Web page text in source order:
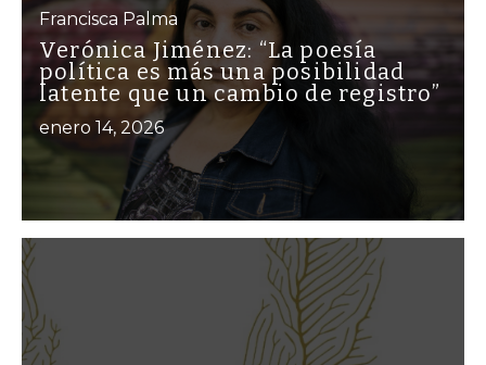
Francisca Palma
Verónica Jiménez: “La poesía
política es más una posibilidad
latente que un cambio de registro”
enero 14, 2026